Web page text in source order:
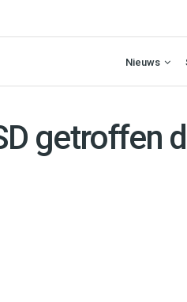
Nieuws
getroffen